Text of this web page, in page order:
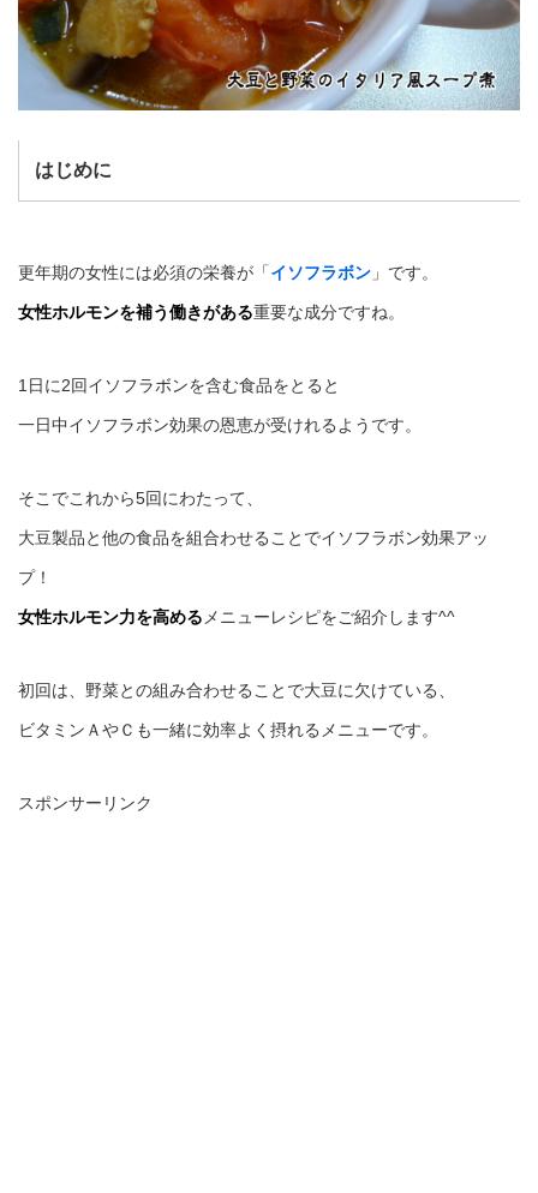
はじめに
更年期の女性には必須の栄養が「イソフラボン 」です。
女性ホルモンを補う働きがある重要な成分ですね。
1日に2回イソフラボンを含む食品をとると
一日中イソフラボン効果の恩恵が受けれるようです。
そこでこれから5回にわたって、
大豆製品と他の食品を組合わせることでイソフラボン効果アッ
プ！
女性ホルモン力を高めるメニューレシピをご紹介します^^
初回は、野菜との組み合わせることで大豆に欠けている、
ビタミンＡやＣも一緒に効率よく摂れるメニューです。
スポンサーリンク